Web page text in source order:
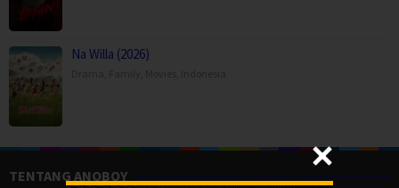
Na Willa (2026)
TENTANG ANOBOY